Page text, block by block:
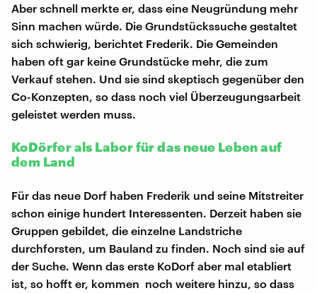
Aber schnell merkte er, dass eine Neugründung mehr
Sinn machen würde. Die Grundstückssuche gestaltet
sich schwierig, berichtet Frederik. Die Gemeinden
haben oft gar keine Grundstücke mehr, die zum
Verkauf stehen. Und sie sind skeptisch gegenüber den
Co-Konzepten, so dass noch viel Überzeugungsarbeit
geleistet werden muss.
KoDörfer als Labor für das neue Leben auf
dem Land
Für das neue Dorf haben Frederik und seine Mitstreiter
schon einige hundert Interessenten. Derzeit haben sie
Gruppen gebildet, die einzelne Landstriche
durchforsten, um Bauland zu finden. Noch sind sie auf
der Suche. Wenn das erste KoDorf aber mal etabliert
ist, so hofft er, kommen noch weitere hinzu, so dass